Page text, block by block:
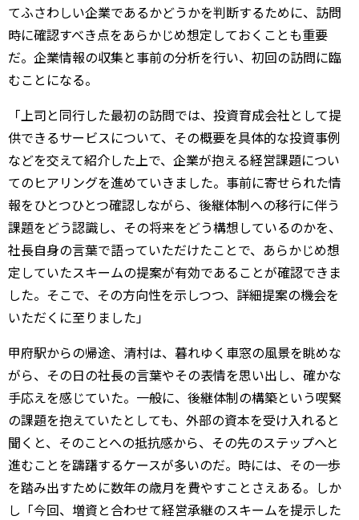
てふさわしい企業であるかどうかを判断するために、訪問
時に確認すべき点をあらかじめ想定しておくことも重要
だ。企業情報の収集と事前の分析を行い、初回の訪問に臨
むことになる。
「上司と同行した最初の訪問では、投資育成会社として提
供できるサービスについて、その概要を具体的な投資事例
などを交えて紹介した上で、企業が抱える経営課題につい
てのヒアリングを進めていきました。事前に寄せられた情
報をひとつひとつ確認しながら、後継体制への移行に伴う
課題をどう認識し、その将来をどう構想しているのかを、
社長自身の言葉で語っていただけたことで、あらかじめ想
定していたスキームの提案が有効であることが確認できま
した。そこで、その方向性を示しつつ、詳細提案の機会を
いただくに至りました」
甲府駅からの帰途、清村は、暮れゆく車窓の風景を眺めな
がら、その日の社長の言葉やその表情を思い出し、確かな
手応えを感じていた。一般に、後継体制の構築という喫緊
の課題を抱えていたとしても、外部の資本を受け入れると
聞くと、そのことへの抵抗感から、その先のステップへと
進むことを躊躇するケースが多いのだ。時には、その一歩
を踏み出すために数年の歳月を費やすことさえある。しか
し「今回、増資と合わせて経営承継のスキームを提示した